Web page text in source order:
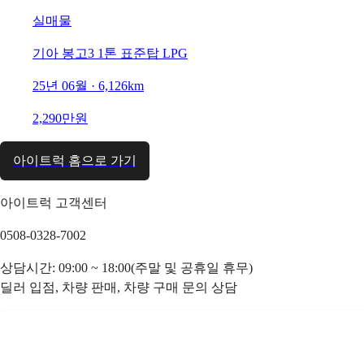
실매물
기아 봉고3 1톤 표준탑 LPG
25년 06월 · 6,126km
2,290만원
아이트럭 홈으로 가기
아이트럭 고객센터
0508-0328-7002
상담시간: 09:00 ~ 18:00(주말 및 공휴일 휴무)
딜러 입점, 차량 판매, 차량 구매 문의 상담